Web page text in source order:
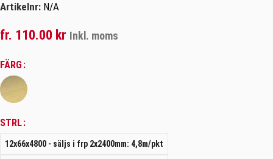
Artikelnr: N/A
fr. 110.00 kr Inkl. moms
FÄRG
STRL
12x66x4800 - säljs i frp 2x2400mm: 4,8m/pkt